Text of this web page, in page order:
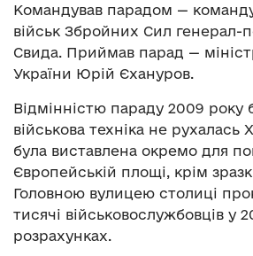
Командував парадом —
військ Збройних Сил генерал-
Свида. Приймав парад —
України Юрій Єхануров.
Відмінністю параду 2009 року
військова техніка не
була виставлена окремо для
Європейській площі, крім
Головною вулицею столиці
тисячі військовослужбовців у
розрахунках.